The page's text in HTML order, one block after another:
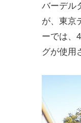
バーデル
が、東京
ーでは、
グが使用